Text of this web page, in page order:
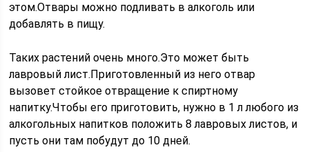
этом.Отвары можно подливать в алкоголь или
добавлять в пищу.
Таких растений очень много.Это может быть
лавровый лист.Приготовленный из него отвар
вызовет стойкое отвращение к спиртному
напитку.Чтобы его приготовить, нужно в 1 л любого из
алкогольных напитков положить 8 лавровых листов, и
пусть они там побудут до 10 дней.